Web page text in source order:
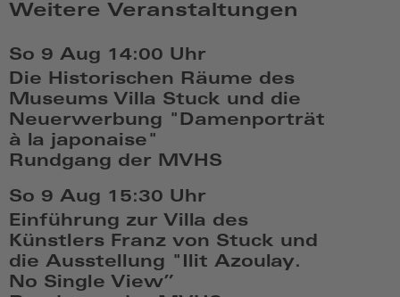
Weitere Veranstaltungen
So 9 Aug 14:00 Uhr
Die Historischen Räume des
Museums Villa Stuck und die
Neuerwerbung "Damenporträt
à la japonaise"
Rundgang der MVHS
Aug
9
2026,
14:08
So 9 Aug
15:30 Uhr
Einführung zur Villa des
Künstlers Franz von Stuck und
die Ausstellung "Ilit Azoulay.
No Single View”